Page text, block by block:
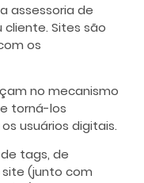
assessoria de
Sites são
os
no mecanismo
torná-los
usuários digitais.
tags, de
(junto com